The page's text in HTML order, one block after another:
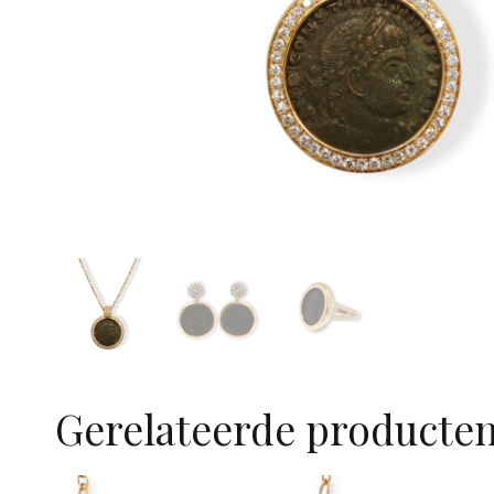
Gerelateerde